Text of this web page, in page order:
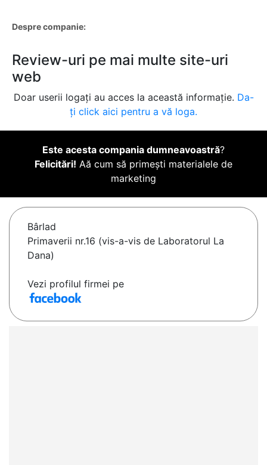
Despre companie:
Review-uri pe mai multe site-uri
web
Doar userii logați au acces la această informație. Da-
ți click aici pentru a vă loga.
Este acesta compania dumneavoastră?
Felicitări! Aă cum să primești materialele de
marketing
Bârlad
Primaverii nr.16 (vis-a-vis de Laboratorul La
Dana)
Vezi profilul firmei pe